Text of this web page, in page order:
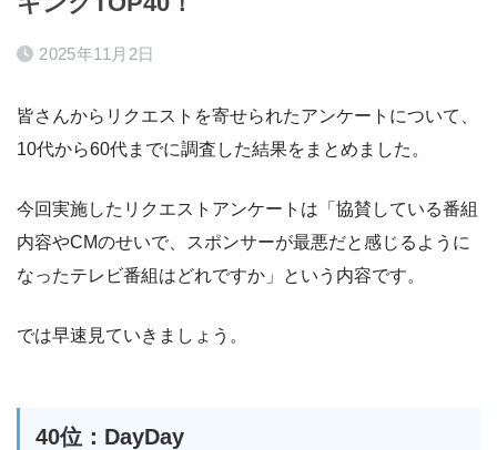
2025年11月2日
皆さんからリクエストを寄せられたアンケートについて、
10代から60代までに調査した結果をまとめました。
今回実施したリクエストアンケートは「協賛している番組
内容やCMのせいで、スポンサーが最悪だと感じるように
なったテレビ番組はどれですか」という内容です。
では早速見ていきましょう。
40位：DayDay